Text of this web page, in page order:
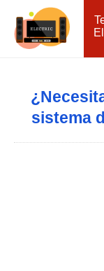
sistema